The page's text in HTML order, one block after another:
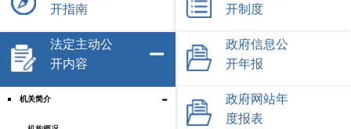
开指南
开制度
法定主动公
开内容
机关简介 -
政府信息公
开年报
政府网站年
度报表